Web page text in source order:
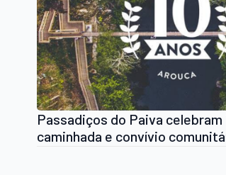
Passadiços do Paiva celebram
caminhada e convívio